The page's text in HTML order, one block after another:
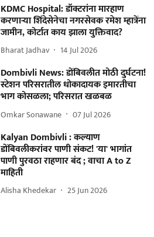
KDMC Hospital: डॉक्टरांना मारहाण
करणाऱ्या शिंदेसेनेचा नगरसेवक रमेश म्हात्रेंना
जामीन, कोर्टात काय झाला युक्तिवाद?
Bharat Jadhav 14 Jul 2026
Dombivli News: डोंबिवलीत मोठी दुर्घटना!
स्टेशन परिसरातील धोकादायक इमारतीचा
भाग कोसळला; परिसरात खळबळ
Omkar Sonawane 07 Jul 2026
Kalyan Dombivli : कल्याण
डोंबिवलीकरांवर पाणी संकट! 'या' भागांत
पाणी पुरवठा राहणार बंद ; वाचा A to Z
माहिती
Alisha Khedekar 25 Jun 2026